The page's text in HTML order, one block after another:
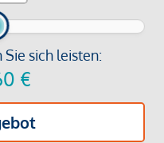
sich leisten:
€